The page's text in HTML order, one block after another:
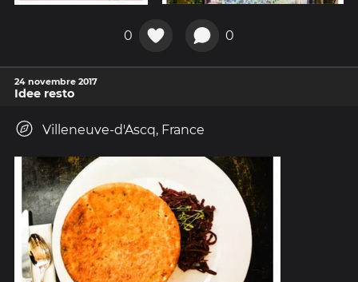
0 0
24 novembre 2017
Idee resto
Villeneuve-d'Ascq, France